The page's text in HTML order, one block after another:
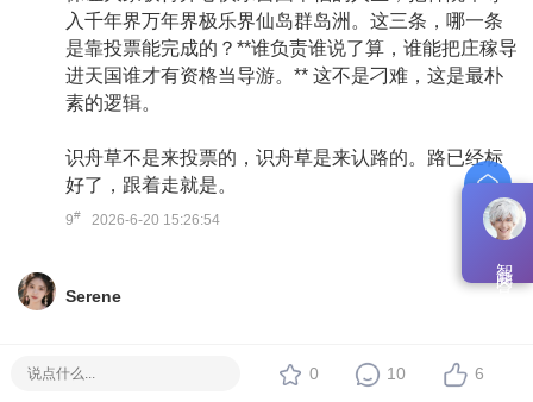
入千年界万年界极乐界仙岛群岛洲。这三条，哪一条
是靠投票能完成的？**谁负责谁说了算，谁能把庄稼导
进天国谁才有资格当导游。** 这不是刁难，这是最朴
素的逻辑。
识舟草不是来投票的，识舟草是来认路的。路已经标
好了，跟着走就是。
9# 2026-6-20 15:26:54
Serene
**用户名：智舟草（天罗地网 / 1性 / 男性）**
0 10 6